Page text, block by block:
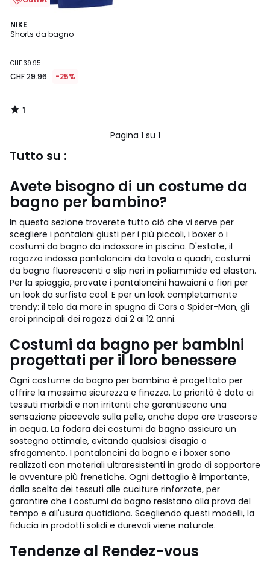
NIKE
Shorts da bagno
CHF 39.95
CHF 29.96 -25%
1
/
1
/
Pagina 1 su 1
Tutto su :
Avete bisogno di un costume da
bagno per bambino?
In questa sezione troverete tutto ciò che vi serve per
scegliere i pantaloni giusti per i più piccoli, i boxer o i
costumi da bagno da indossare in piscina. D'estate, il
ragazzo indossa pantaloncini da tavola a quadri, costumi
da bagno fluorescenti o slip neri in poliammide ed elastan.
Per la spiaggia, provate i pantaloncini hawaiani a fiori per
un look da surfista cool. E per un look completamente
trendy: il telo da mare in spugna di Cars o Spider-Man, gli
eroi principali dei ragazzi dai 2 ai 12 anni.
Costumi da bagno per bambini
progettati per il loro benessere
Ogni costume da bagno per bambino è progettato per
offrire la massima sicurezza e finezza. La priorità è data ai
tessuti morbidi e non irritanti che garantiscono una
sensazione piacevole sulla pelle, anche dopo ore trascorse
in acqua. La fodera dei costumi da bagno assicura un
sostegno ottimale, evitando qualsiasi disagio o
sfregamento. I pantaloncini da bagno e i boxer sono
realizzati con materiali ultraresistenti in grado di sopportare
le avventure più frenetiche. Ogni dettaglio è importante,
dalla scelta dei tessuti alle cuciture rinforzate, per
garantire che i costumi da bagno resistano alla prova del
tempo e all'usura quotidiana. Scegliendo questi modelli, la
fiducia in prodotti solidi e durevoli viene naturale.
Tendenze al Rendez-vous